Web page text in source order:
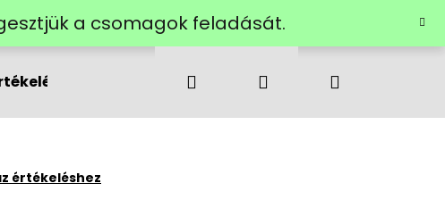
a csomagok feladását.
Kapcsolatok
Keresés Bejelentkezés
értékeléshez